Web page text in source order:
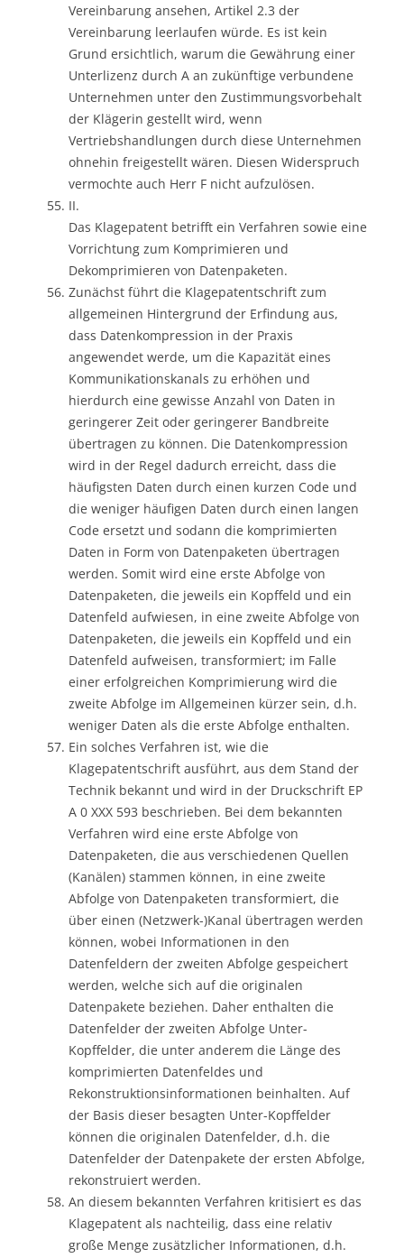
Vereinbarung ansehen, Artikel 2.3 der
Vereinbarung leerlaufen würde. Es ist kein
Grund ersichtlich, warum die Gewährung einer
Unterlizenz durch A an zukünftige verbundene
Unternehmen unter den Zustimmungsvorbehalt
der Klägerin gestellt wird, wenn
Vertriebshandlungen durch diese Unternehmen
ohnehin freigestellt wären. Diesen Widerspruch
vermochte auch Herr F nicht aufzulösen.
II.
Das Klagepatent betrifft ein Verfahren sowie eine
Vorrichtung zum Komprimieren und
Dekomprimieren von Datenpaketen.
Zunächst führt die Klagepatentschrift zum
allgemeinen Hintergrund der Erfindung aus,
dass Datenkompression in der Praxis
angewendet werde, um die Kapazität eines
Kommunikationskanals zu erhöhen und
hierdurch eine gewisse Anzahl von Daten in
geringerer Zeit oder geringerer Bandbreite
übertragen zu können. Die Datenkompression
wird in der Regel dadurch erreicht, dass die
häufigsten Daten durch einen kurzen Code und
die weniger häufigen Daten durch einen langen
Code ersetzt und sodann die komprimierten
Daten in Form von Datenpaketen übertragen
werden. Somit wird eine erste Abfolge von
Datenpaketen, die jeweils ein Kopffeld und ein
Datenfeld aufwiesen, in eine zweite Abfolge von
Datenpaketen, die jeweils ein Kopffeld und ein
Datenfeld aufweisen, transformiert; im Falle
einer erfolgreichen Komprimierung wird die
zweite Abfolge im Allgemeinen kürzer sein, d.h.
weniger Daten als die erste Abfolge enthalten.
Ein solches Verfahren ist, wie die
Klagepatentschrift ausführt, aus dem Stand der
Technik bekannt und wird in der Druckschrift EP
A 0 XXX 593 beschrieben. Bei dem bekannten
Verfahren wird eine erste Abfolge von
Datenpaketen, die aus verschiedenen Quellen
(Kanälen) stammen können, in eine zweite
Abfolge von Datenpaketen transformiert, die
über einen (Netzwerk-)Kanal übertragen werden
können, wobei Informationen in den
Datenfeldern der zweiten Abfolge gespeichert
werden, welche sich auf die originalen
Datenpakete beziehen. Daher enthalten die
Datenfelder der zweiten Abfolge Unter-
Kopffelder, die unter anderem die Länge des
komprimierten Datenfeldes und
Rekonstruktionsinformationen beinhalten. Auf
der Basis dieser besagten Unter-Kopffelder
können die originalen Datenfelder, d.h. die
Datenfelder der Datenpakete der ersten Abfolge,
rekonstruiert werden.
An diesem bekannten Verfahren kritisiert es das
Klagepatent als nachteilig, dass eine relativ
große Menge zusätzlicher Informationen, d.h.